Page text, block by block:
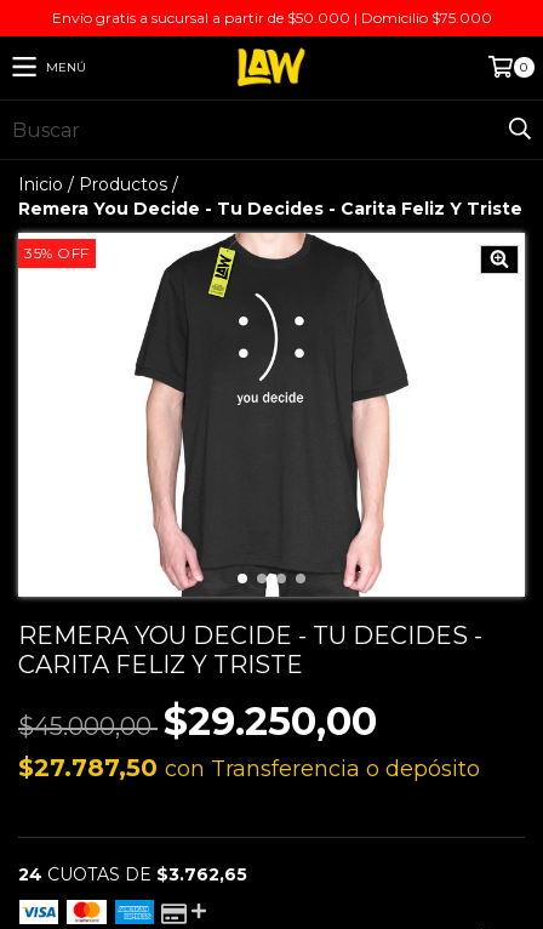
Envío gratis a sucursal a partir de $50.000 | Domicilio $75.000
MENÚ 0
Inicio / Productos /
Remera You Decide - Tu Decides - Carita Feliz Y Triste
35% OFF
REMERA YOU DECIDE - TU DECIDES -
CARITA FELIZ Y TRISTE
$45.000,00 $29.250,00
$27.787,50 con Transferencia o depósito
24 CUOTAS DE $3.762,65